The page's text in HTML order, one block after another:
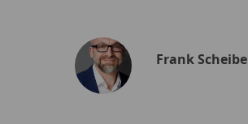
Frank Scheibe